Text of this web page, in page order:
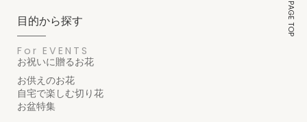
PAGE TOP
目的から探す
For EVENTS
お祝いに贈るお花
お供えのお花
自宅で楽しむ切り花
お盆特集